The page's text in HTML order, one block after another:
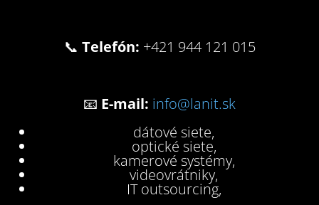
📞 Telefón: +421 944 121 015
📧 E-mail: info@lanit.sk
dátové siete,
optické siete,
kamerové systémy,
videovrátniky,
IT outsourcing,